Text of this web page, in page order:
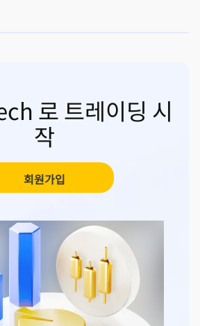
로 트레이딩 시
작
회원가입